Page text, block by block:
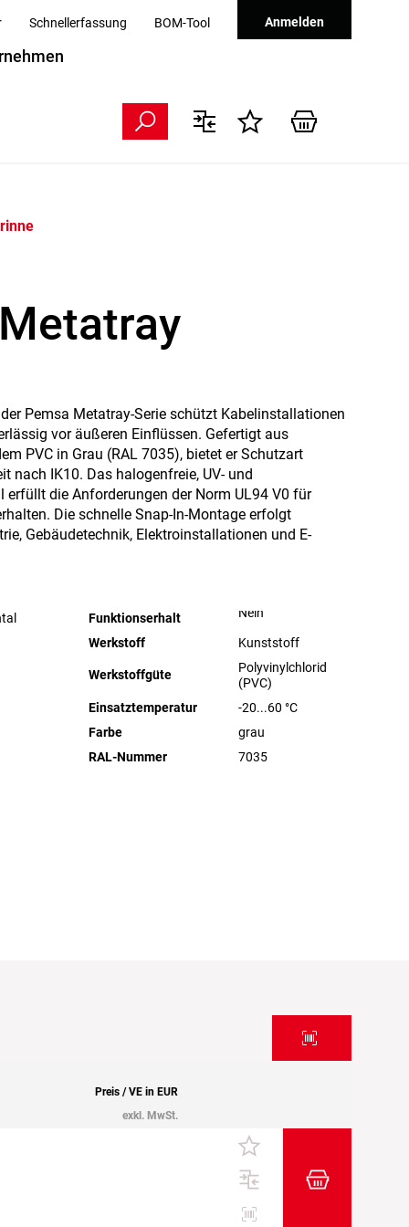
Schnellerfassung BOM-Tool Anmelden
Pemsa Metatray-Serie schützt Kabelinstallationen
vor äußeren Einflüssen. Gefertigt aus
PVC in Grau (RAL 7035), bietet er Schutzart
nach IK10. Das halogenfreie, UV- und
die Anforderungen der Norm UL94 V0 für
Die schnelle Snap-In-Montage erfolgt
Gebäudetechnik, Elektroinstallationen und E-
Funktionserhalt Nein
Werkstoff Kunststoff
Werkstoffgüte
Polyvinylchlorid
(PVC)
Einsatztemperatur
-20...60 °C
Farbe
grau
RAL-Nummer
7035
Preis / VE in EUR
exkl. MwSt.
Etiketten drucken
Zum